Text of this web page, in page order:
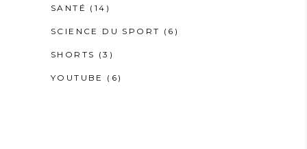
SANTÉ (14)
SCIENCE DU SPORT (6)
SHORTS (3)
YOUTUBE (6)